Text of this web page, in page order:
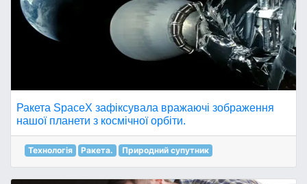
Ракета SpaceX зафіксувала вражаючі зображення
нашої планети з космічної орбіти.
Технологія Ракета. Природний супутник